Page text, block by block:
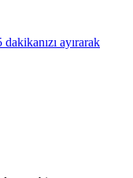
dakikanızı ayırarak